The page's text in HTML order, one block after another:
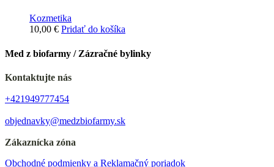
Kozmetika
10,00 € Pridať do košíka
Med z biofarmy / Zázračné bylinky
Kontaktujte nás
+421949777454
objednavky@medzbiofarmy.sk
Zákaznícka zóna
Obchodné podmienky a Reklamačný poriadok